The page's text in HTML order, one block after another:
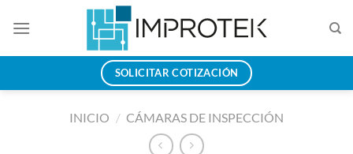
SOLICITAR COTIZACIÓN
INICIO / CÁMARAS DE INSPECCIÓN